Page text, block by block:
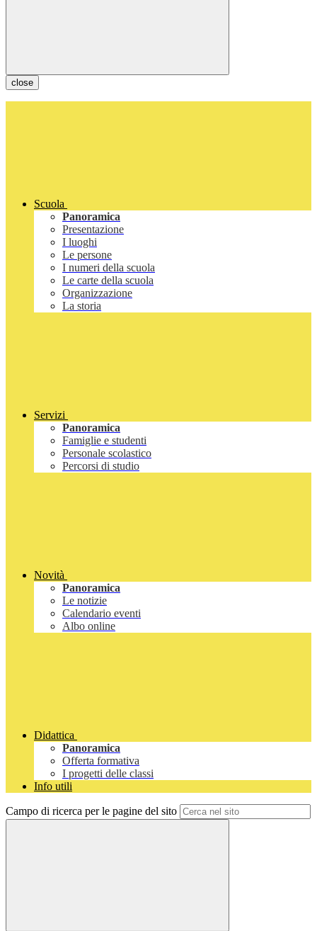
close
Scuola
Panoramica
Presentazione
I luoghi
Le persone
I numeri della scuola
Le carte della scuola
Organizzazione
La storia
Servizi
Panoramica
Famiglie e studenti
Personale scolastico
Percorsi di studio
Novità
Panoramica
Le notizie
Calendario eventi
Albo online
Didattica
Panoramica
Offerta formativa
I progetti delle classi
Info utili
Campo di ricerca per le pagine del sito